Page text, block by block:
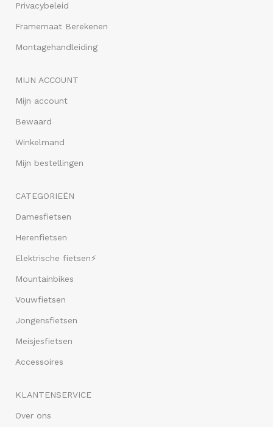
Privacybeleid
Framemaat Berekenen
Montagehandleiding
MIJN ACCOUNT
Mijn account
Bewaard
Winkelmand
Mijn bestellingen
CATEGORIEËN
Damesfietsen
Herenfietsen
Elektrische fietsen⚡
Mountainbikes
Vouwfietsen
Jongensfietsen
Meisjesfietsen
Accessoires
KLANTENSERVICE
Over ons